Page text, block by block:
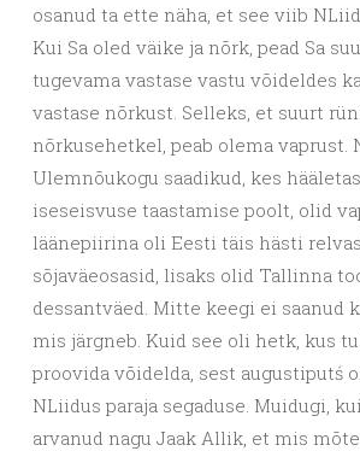
osanud ta ette näha, et see viib
Kui Sa oled väike ja nõrk, pead Sa
tugevama vastase vastu võideldes
vastase nõrkust. Selleks, et suurt
nõrkusehetkel, peab olema vaprust.
Ulemnõukogu saadikud, kes
iseseisvuse taastamise poolt, olid
läänepiirina oli Eesti täis hästi
sõjaväeosasid, lisaks olid Tallinna
dessantväed. Mitte keegi ei saanud
mis järgneb. Kuid see oli hetk, kus
proovida võidelda, sest augustiputś
NLiidus paraja segaduse. Muidugi,
arvanud nagu Jaak Allik, et mis